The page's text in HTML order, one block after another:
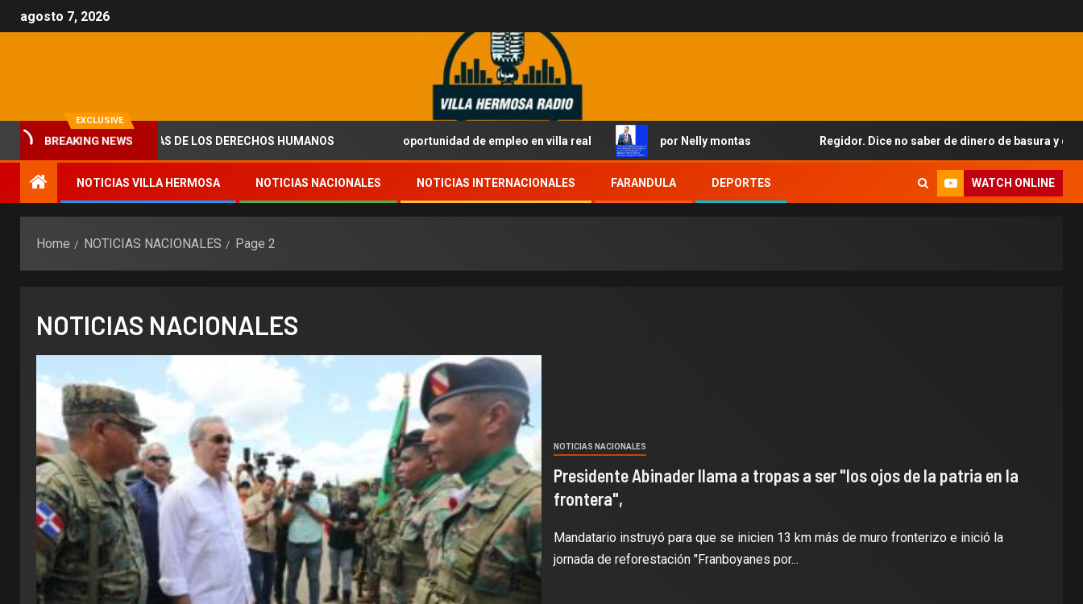
agosto 7, 2026
EXCLUSIVE
BREAKING NEWS
Y NACTIVISTAS DE LOS DERECHOS HUMANOS oportunidad de empleo en villa real por Nelly montas Regidor. Dice no saber de dinero de basura y que el
NOTICIAS VILLA HERMOSA NOTICIAS NACIONALES NOTICIAS INTERNACIONALES FARANDULA DEPORTES WATCH ONLINE
Home NOTICIAS NACIONALES Page 2
NOTICIAS NACIONALES
NOTICIAS NACIONALES
Presidente Abinader llama a tropas a ser "los ojos de la patria en la
frontera",
Mandatario instruyó para que se inicien 13 km más de muro fronterizo e inició la
jornada de reforestación "Franboyanes por...